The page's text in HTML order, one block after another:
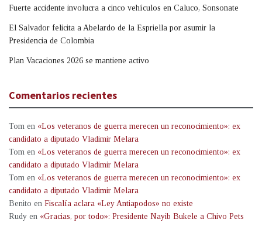
Fuerte accidente involucra a cinco vehículos en Caluco, Sonsonate
El Salvador felicita a Abelardo de la Espriella por asumir la
Presidencia de Colombia
Plan Vacaciones 2026 se mantiene activo
Comentarios recientes
Tom en «Los veteranos de guerra merecen un reconocimiento»: ex
candidato a diputado Vladimir Melara
Tom en «Los veteranos de guerra merecen un reconocimiento»: ex
candidato a diputado Vladimir Melara
Tom en «Los veteranos de guerra merecen un reconocimiento»: ex
candidato a diputado Vladimir Melara
Benito en Fiscalía aclara «Ley Antiapodos» no existe
Rudy en «Gracias, por todo»: Presidente Nayib Bukele a Chivo Pets